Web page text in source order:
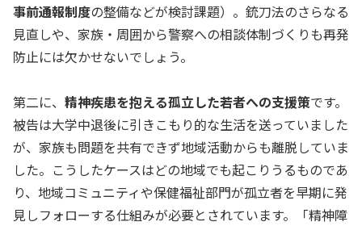
事前通報制度の整備などが検討課題）。銃刀法のさらなる
見直しや、家族・周囲から警察への相談体制づくりも再発
防止には欠かせないでしょう。
第二に、 精神疾患を抱える孤立した若者への支援策です。
被告は大学中退後に引きこもり的な生活を送っていました
が、家族も問題を共有できず地域活動からも離脱していま
した。こうしたケースはどの地域でも起こりうるものであ
り、地域コミュニティや保健福祉部門が孤立者を早期に発
見しフォローする仕組みが必要とされています。「精神障